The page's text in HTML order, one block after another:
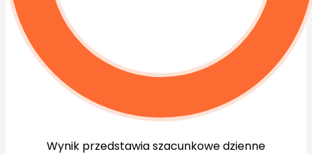
Wynik przedstawia szacunkowe dzienne